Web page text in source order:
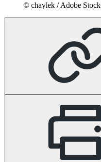
© chaylek / Adobe Stock